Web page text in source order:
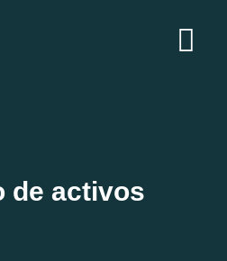
de activos